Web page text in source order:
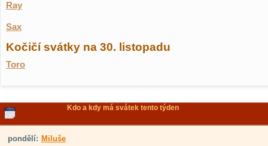
Ray
Sax
Kočičí svátky na 30. listopadu
Toro
Kdo a kdy má svátek tento týden
pondělí: Miluše